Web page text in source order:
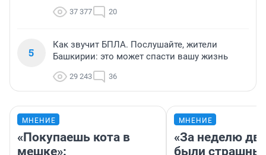
37 377 20
5
Как звучит БПЛА. Послушайте, жители
Башкирии: это может спасти вашу жизнь
29 243 36
МНЕНИЕ
«Покупаешь кота в
мешке»:
МНЕНИЕ
«За неделю
были